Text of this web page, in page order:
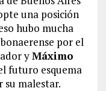
una posición
hubo mucha
por el
yMáximo
futuro esquema
su malestar.